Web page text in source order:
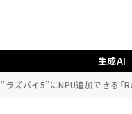
生成AI
“ラズパイ5”にNPU追加できる